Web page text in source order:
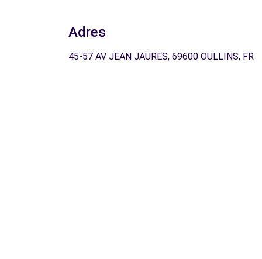
Adres
45-57 AV JEAN JAURES, 69600 OULLINS, FR